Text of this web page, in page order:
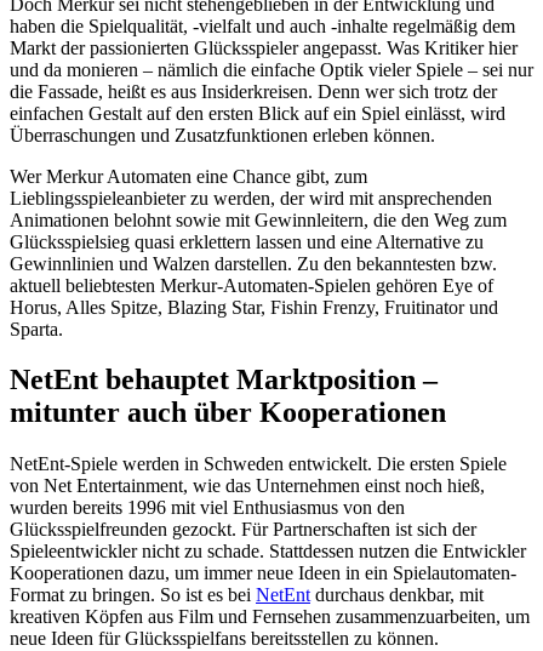
haben die Spielqualität, -vielfalt und auch -inhalte regelmäßig dem
Markt der passionierten Glücksspieler angepasst. Was Kritiker hier
und da monieren – nämlich die einfache Optik vieler Spiele – sei nur
die Fassade, heißt es aus Insiderkreisen. Denn wer sich trotz der
einfachen Gestalt auf den ersten Blick auf ein Spiel einlässt, wird
Überraschungen und Zusatzfunktionen erleben können.
Wer Merkur Automaten eine Chance gibt, zum
Lieblingsspieleanbieter zu werden, der wird mit ansprechenden
Animationen belohnt sowie mit Gewinnleitern, die den Weg zum
Glücksspielsieg quasi erklettern lassen und eine Alternative zu
Gewinnlinien und Walzen darstellen. Zu den bekanntesten bzw.
aktuell beliebtesten Merkur-Automaten-Spielen gehören Eye of
Horus, Alles Spitze, Blazing Star, Fishin Frenzy, Fruitinator und
Sparta.
NetEnt behauptet Marktposition –
mitunter auch über Kooperationen
NetEnt-Spiele werden in Schweden entwickelt. Die ersten Spiele
von Net Entertainment, wie das Unternehmen einst noch hieß,
wurden bereits 1996 mit viel Enthusiasmus von den
Glücksspielfreunden gezockt. Für Partnerschaften ist sich der
Spieleentwickler nicht zu schade. Stattdessen nutzen die Entwickler
Kooperationen dazu, um immer neue Ideen in ein Spielautomaten-
Format zu bringen. So ist es bei NetEnt durchaus denkbar, mit
kreativen Köpfen aus Film und Fernsehen zusammenzuarbeiten, um
neue Ideen für Glücksspielfans bereitsstellen zu können.